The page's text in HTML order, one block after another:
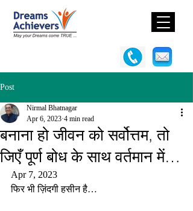
Post
बनाना हो जीवन को सर्वोत्तम, तो
जिएँ पूर्ण बोध के साथ वर्तमान में…
Nirmal Bhatnagar
Apr 6, 2023 4 min read
Apr 7, 2023
फिर भी ज़िंदगी हसीन है…